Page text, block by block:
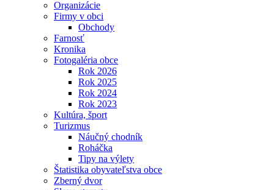
Organizácie
Firmy v obci
Obchody
Farnosť
Kronika
Fotogaléria obce
Rok 2026
Rok 2025
Rok 2024
Rok 2023
Kultúra, šport
Turizmus
Náučný chodník
Roháčka
Tipy na výlety
Štatistika obyvateľstva obce
Zberný dvor